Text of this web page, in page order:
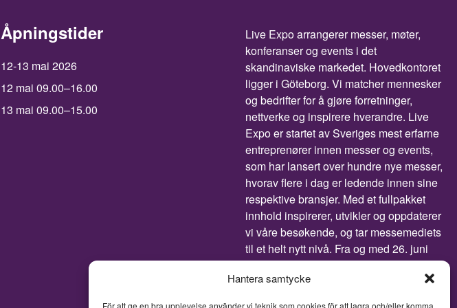
Hantera samtycke
För att ge en bra upplevelse använder vi teknik som cookies för att lagra och/eller komma
Åpningstider
12-13 mai 2026
12 mai 09.00–16.00
13 mai 09.00–15.00
Live Expo arrangerer messer, møter,
konferanser og events i det
skandinaviske markedet. Hovedkontoret
ligger i Göteborg. Vi matcher mennesker
og bedrifter for å gjøre forretninger,
nettverke og inspirere hverandre. Live
Expo er startet av Sveriges mest erfarne
entreprenører innen messer og events,
som har lansert over hundre nye messer,
hvorav flere i dag er ledende innen sine
respektive bransjer. Med et fullpakket
innhold inspirerer, utvikler og oppdaterer
vi våre besøkende, og tar messemediets
til et helt nytt nivå. Fra og med 26. juni
2026 er Live Expo et heleid
datterselskap av Easyfairs Group, et